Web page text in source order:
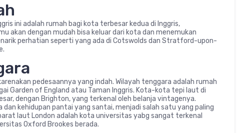
ini adalah rumah bagi kota terbesar kedua di Inggris,
akan dengan mudah bisa keluar dari kota dan menemukan
perhatian seperti yang ada di Cotswolds dan Stratford-upon-
pedesaannya yang indah. Wilayah tenggara adalah rumah
Garden of England atau Taman Inggris. Kota-kota tepi laut di
dengan Brighton, yang terkenal oleh belanja vintagenya.
dan kehidupan pantai yang santai, menjadi salah satu yang paling
laut London adalah kota universitas yabg sangat terkenal
Oxford Brookes berada.